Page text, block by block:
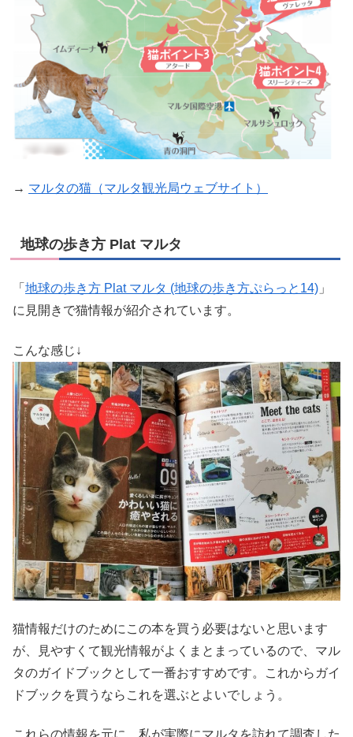
→ マルタの猫（マルタ観光局ウェブサイト）
地球の歩き方 Plat マルタ
「 地球の歩き方 Plat マルタ (地球の歩き方ぷらっと14) 」
に見開きで猫情報が紹介されています。
こんな感じ↓
猫情報だけのためにこの本を買う必要はないと思います
が、見やすくて観光情報がよくまとまっているので、マル
タのガイドブックとして一番おすすめです。これからガイ
ドブックを買うならこれを選ぶとよいでしょう。